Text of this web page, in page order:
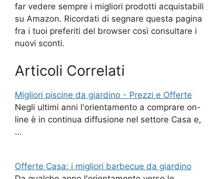
far vedere sempre i migliori prodotti acquistabili
su Amazon. Ricordati di segnare questa pagina
fra i tuoi preferiti del browser così consultare i
nuovi sconti.
Articoli Correlati
Migliori piscine da giardino - Prezzi e Offerte
Negli ultimi anni l'orientamento a comprare on-
line è in continua diffusione nel settore Casa e,
…
Offerte Casa: i migliori barbecue da giardino